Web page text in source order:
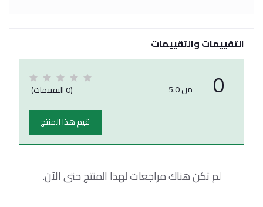
التقييمات والتقييمات
0 من 5.0 (0 التقييمات)
قيم هذا المنتج
لم تكن هناك مراجعات لهذا المنتج حتى الآن.